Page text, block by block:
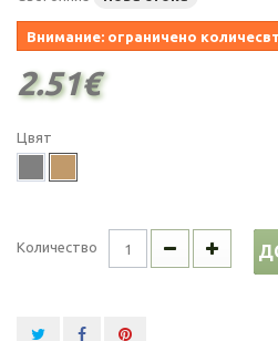
Внимание: ограничено
2.51€
Цвят
Количество